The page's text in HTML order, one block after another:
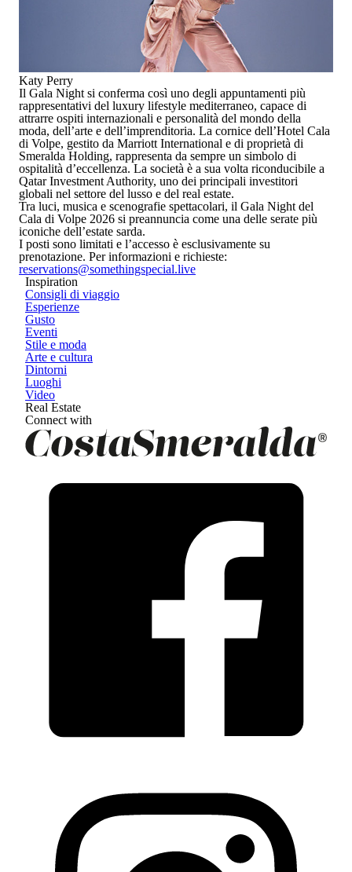
Katy Perry
Il Gala Night si conferma così uno degli appuntamenti più
rappresentativi del luxury lifestyle mediterraneo, capace di
attrarre ospiti internazionali e personalità del mondo della
moda, dell’arte e dell’imprenditoria. La cornice dell’Hotel Cala
di Volpe, gestito da Marriott International e di proprietà di
Smeralda Holding, rappresenta da sempre un simbolo di
ospitalità d’eccellenza. La società è a sua volta riconducibile a
Qatar Investment Authority, uno dei principali investitori
globali nel settore del lusso e del real estate.
Tra luci, musica e scenografie spettacolari, il Gala Night del
Cala di Volpe 2026 si preannuncia come una delle serate più
iconiche dell’estate sarda.
I posti sono limitati e l’accesso è esclusivamente su
prenotazione. Per informazioni e richieste:
reservations@somethingspecial.live
Inspiration
Consigli di viaggio
Esperienze
Gusto
Eventi
Stile e moda
Arte e cultura
Dintorni
Luoghi
Video
Real Estate
Connect with